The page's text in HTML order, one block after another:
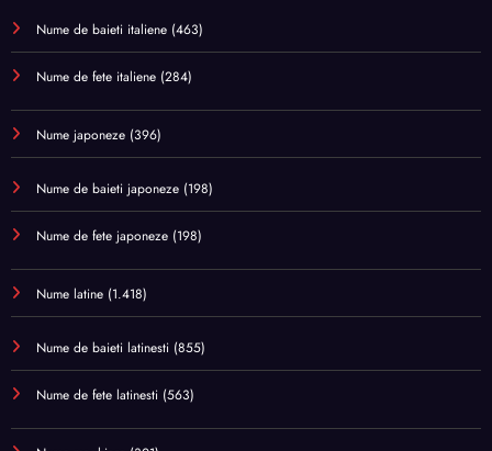
Nume de baieti italiene (463)
Nume de fete italiene (284)
Nume japoneze (396)
Nume de baieti japoneze (198)
Nume de fete japoneze (198)
Nume latine (1.418)
Nume de baieti latinesti (855)
Nume de fete latinesti (563)